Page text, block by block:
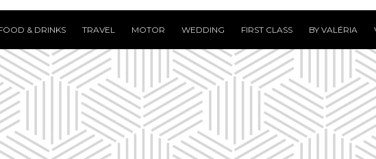
& DRINKS TRAVEL MOTOR WEDDING FIRST CLASS BY VALÉRIA